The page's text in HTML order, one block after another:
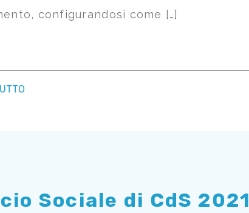
configurandosi come […]
Sociale di CdS 2021